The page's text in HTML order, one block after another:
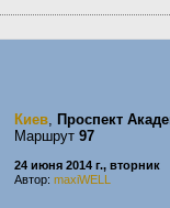
Киев, Проспект
Маршрут 97
24 июня 2014 г., вторник
Автор: maxiWELL